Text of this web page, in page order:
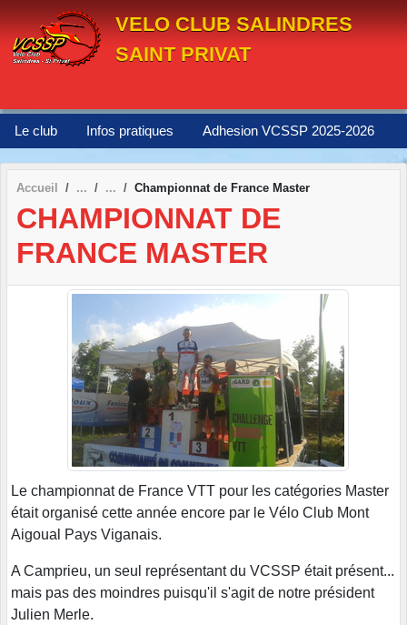
VELO CLUB SALINDRES
SAINT PRIVAT
Le club Infos pratiques Adhesion VCSSP 2025-2026
Accueil Championnat de France Master
CHAMPIONNAT DE
FRANCE MASTER
Le championnat de France VTT pour les catégories Master
était organisé cette année encore par le Vélo Club Mont
Aigoual Pays Viganais.
A Camprieu, un seul représentant du VCSSP était présent...
mais pas des moindres puisqu'il s'agit de notre président
Julien Merle.
Panneau de gestion des cookies